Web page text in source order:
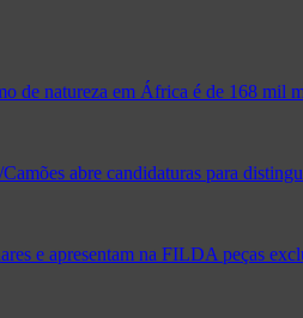
de natureza em África é de 168 mil
abre candidaturas para
e apresentam na FILDA peças